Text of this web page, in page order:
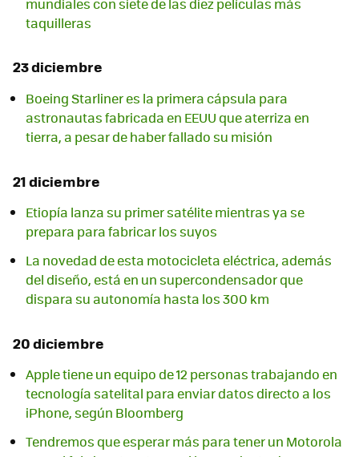
taquilleras
23 diciembre
Boeing Starliner es la primera cápsula para
astronautas fabricada en EEUU que aterriza en
tierra, a pesar de haber fallado su misión
21 diciembre
Etiopía lanza su primer satélite mientras ya se
prepara para fabricar los suyos
La novedad de esta motocicleta eléctrica, además
del diseño, está en un supercondensador que
dispara su autonomía hasta los 300 km
20 diciembre
Apple tiene un equipo de 12 personas trabajando en
tecnología satelital para enviar datos directo a los
iPhone, según Bloomberg
Tendremos que esperar más para tener un Motorola